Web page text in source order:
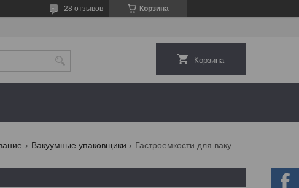
Корзина
28 отзывов
Корзина
Вакуумные упаковщики Гастроемкости для вакуумных упаковщиков